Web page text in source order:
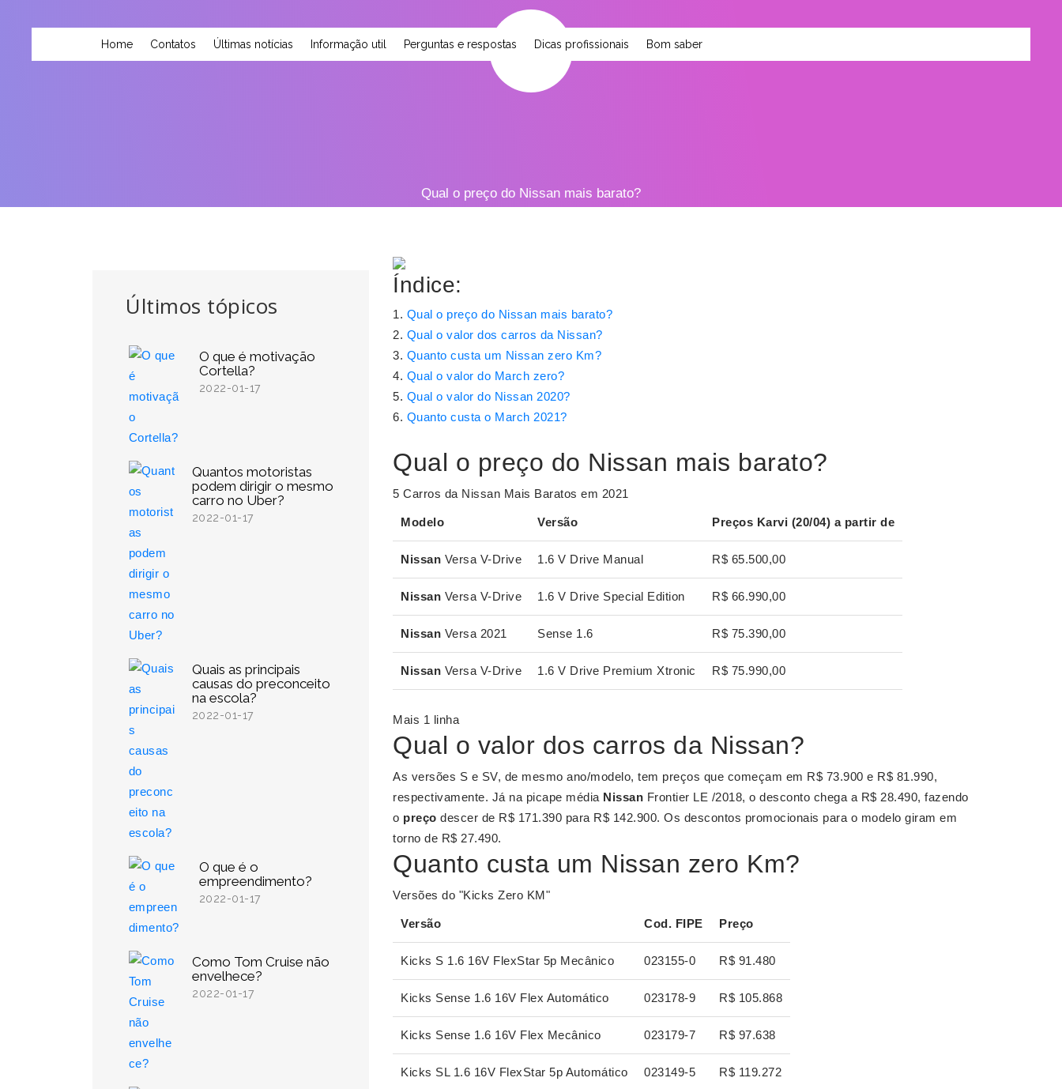
Home Contatos Últimas notícias Informação util Perguntas e respostas Dicas profissionais Bom saber
Qual o preço do Nissan mais barato?
Últimos tópicos
O que é motivação
Cortella?
2022-01-17
Quantos motoristas
podem dirigir o mesmo
carro no Uber?
2022-01-17
Quais as principais
causas do preconceito
na escola?
2022-01-17
O que é o
empreendimento?
2022-01-17
Como Tom Cruise não
envelhece?
2022-01-17
Índice:
Qual o preço do Nissan mais barato?
Qual o valor dos carros da Nissan?
Quanto custa um Nissan zero Km?
Qual o valor do March zero?
Qual o valor do Nissan 2020?
Quanto custa o March 2021?
Qual o preço do Nissan mais barato?
5 Carros da Nissan Mais Baratos em 2021
Modelo Versão Preços Karvi (20/04) a partir de
Nissan Versa V-Drive 1.6 V Drive Manual R$ 65.500,00
Nissan Versa V-Drive 1.6 V Drive Special Edition R$ 66.990,00
Nissan Versa 2021 Sense 1.6 R$ 75.390,00
Nissan Versa V-Drive 1.6 V Drive Premium Xtronic R$ 75.990,00
Mais 1 linha
Qual o valor dos carros da Nissan?
As versões S e SV, de mesmo ano/modelo, tem preços que começam em R$ 73.900 e R$ 81.990,
respectivamente. Já na picape média Nissan Frontier LE /2018, o desconto chega a R$ 28.490, fazendo
o preço descer de R$ 171.390 para R$ 142.900. Os descontos promocionais para o modelo giram em
torno de R$ 27.490.
Quanto custa um Nissan zero Km?
Versões do "Kicks Zero KM"
Versão Cod. FIPE Preço
Kicks S 1.6 16V FlexStar 5p Mecânico 023155-0 R$ 91.480
Kicks Sense 1.6 16V Flex Automático 023178-9 R$ 105.868
Kicks Sense 1.6 16V Flex Mecânico 023179-7 R$ 97.638
Kicks SL 1.6 16V FlexStar 5p Automático 023149-5 R$ 119.272